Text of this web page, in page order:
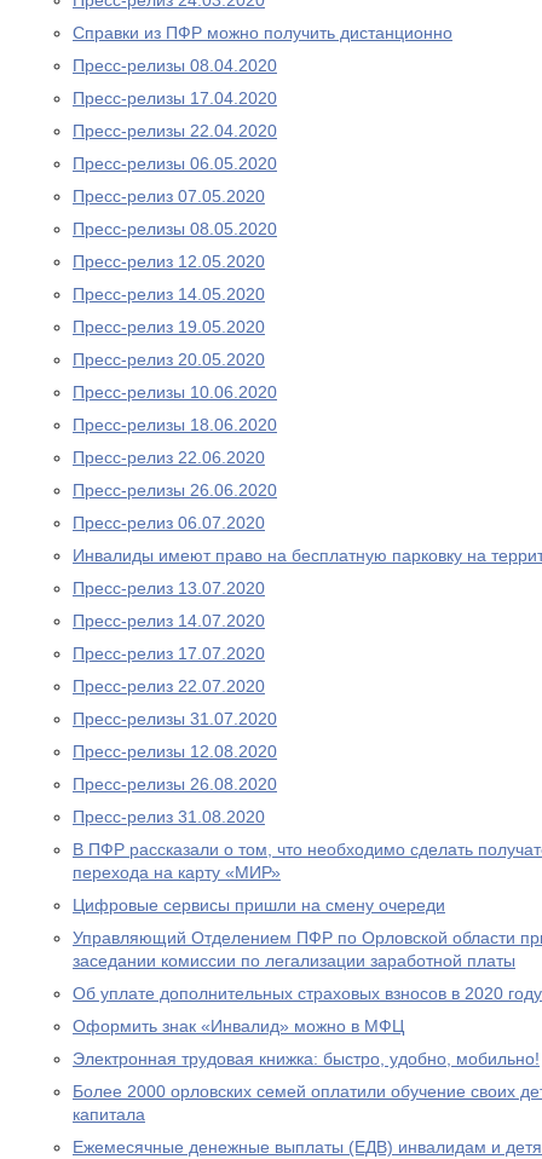
Справки из ПФР можно получить дистанционно
Пресс-релизы 08.04.2020
Пресс-релизы 17.04.2020
Пресс-релизы 22.04.2020
Пресс-релизы 06.05.2020
Пресс-релиз 07.05.2020
Пресс-релизы 08.05.2020
Пресс-релиз 12.05.2020
Пресс-релиз 14.05.2020
Пресс-релиз 19.05.2020
Пресс-релиз 20.05.2020
Пресс-релизы 10.06.2020
Пресс-релизы 18.06.2020
Пресс-релиз 22.06.2020
Пресс-релизы 26.06.2020
Пресс-релиз 06.07.2020
Инвалиды имеют право на бесплатную парковку на
Пресс-релиз 13.07.2020
Пресс-релиз 14.07.2020
Пресс-релиз 17.07.2020
Пресс-релиз 22.07.2020
Пресс-релизы 31.07.2020
Пресс-релизы 12.08.2020
Пресс-релизы 26.08.2020
Пресс-релиз 31.08.2020
В ПФР рассказали о том, что необходимо сделать
перехода на карту «МИР»
Цифровые сервисы пришли на смену очереди
Управляющий Отделением ПФР по Орловской области
заседании комиссии по легализации заработной платы
Об уплате дополнительных страховых взносов в 2020 году
Оформить знак «Инвалид» можно в МФЦ
Электронная трудовая книжка: быстро, удобно, мобильно!
Более 2000 орловских семей оплатили обучение своих
капитала
Ежемесячные денежные выплаты (ЕДВ) инвалидам и